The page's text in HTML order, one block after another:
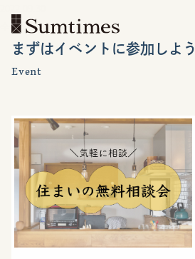
全員でおもてなし。
まずはイベントに参加しよう
Event